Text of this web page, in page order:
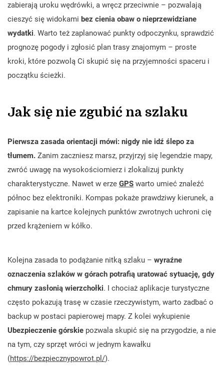
zabierają uroku wędrówki, a wręcz przeciwnie – pozwalają
cieszyć się widokami bez cienia obaw o nieprzewidziane
wydatki. Warto też zaplanować punkty odpoczynku, sprawdzić
prognozę pogody i zgłosić plan trasy znajomym – proste
kroki, które pozwolą Ci skupić się na przyjemności spaceru i
początku ścieżki.
Jak się nie zgubić na szlaku
Pierwsza zasada orientacji mówi: nigdy nie idź ślepo za
tłumem. Zanim zaczniesz marsz, przyjrzyj się legendzie mapy,
zwróć uwagę na wysokościomierz i zlokalizuj punkty
charakterystyczne. Nawet w erze GPS warto umieć znaleźć
północ bez elektroniki. Kompas pokaże prawdziwy kierunek, a
zapisanie na kartce kolejnych punktów zwrotnych uchroni cię
przed krążeniem w kółko.
Kolejna zasada to podążanie nitką szlaku – wyraźne
oznaczenia szlaków w górach potrafią uratować sytuację, gdy
chmury zasłonią wierzchołki. I chociaż aplikacje turystyczne
często pokazują trasę w czasie rzeczywistym, warto zadbać o
backup w postaci papierowej mapy. Z kolei wykupienie
Ubezpieczenie górskie pozwala skupić się na przygodzie, a nie
na tym, czy sprzęt wróci w jednym kawałku
(https://bezpiecznypowrot.pl/).